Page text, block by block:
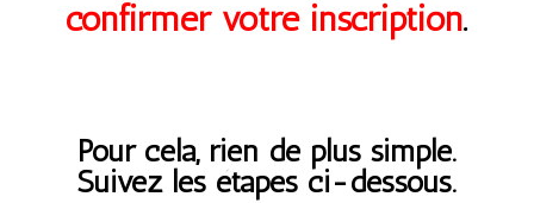
confirmer votre inscription.
Pour cela, rien de plus simple.
Suivez les étapes ci-dessous.